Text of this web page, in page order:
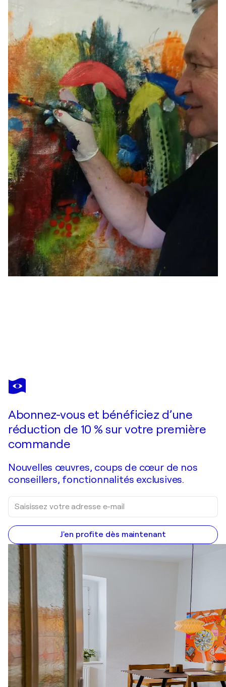
FRIEDRICH WURM
Lady mit Hut
Abonnez-vous et bénéficiez d’une
réduction de 10 % sur votre première
commande
Nouvelles œuvres, coups de cœur de nos
conseillers, fonctionnalités exclusives.
J'en profite dès maintenant